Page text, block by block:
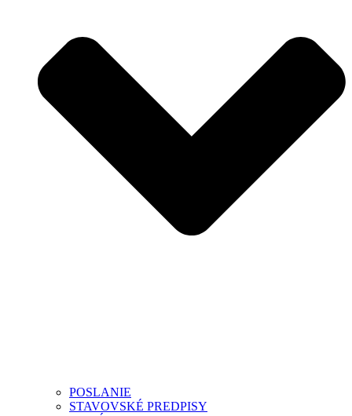
POSLANIE
STAVOVSKÉ PREDPISY